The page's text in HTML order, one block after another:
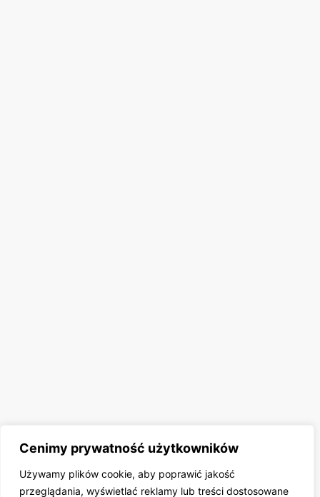
Cenimy prywatność użytkowników
Używamy plików cookie, aby poprawić jakość
przeglądania, wyświetlać reklamy lub treści dostosowane